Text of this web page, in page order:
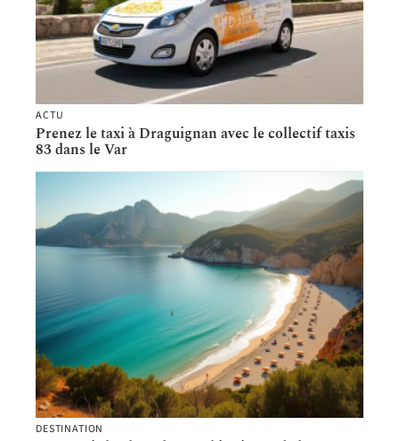
ACTU
Prenez le taxi à Draguignan avec le collectif taxis
83 dans le Var
DESTINATION